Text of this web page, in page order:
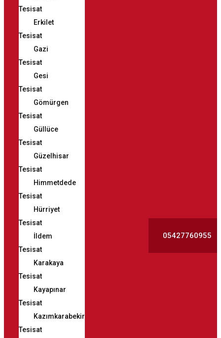
Tesisat
Erkilet
Tesisat
Gazi
Tesisat
Gesi
Tesisat
Gömürgen
Tesisat
Güllüce
Tesisat
Güzelhisar
Tesisat
Himmetdede
Tesisat
Hürriyet
Tesisat
İldem
Tesisat
Karakaya
Tesisat
Kayapınar
Tesisat
Kazımkarabekir
Tesisat
05427760955